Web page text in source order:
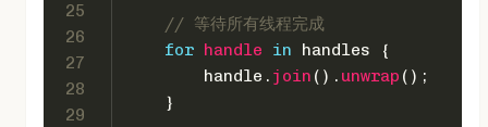
25
26
27
28
29
// 等待所有线程完成
for handle in handles {
        handle.
join (). unwrap ();
    }